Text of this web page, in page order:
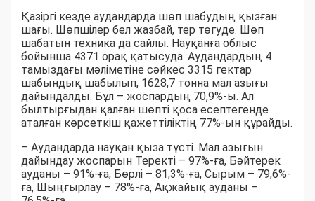
Қазіргі кезде аудандарда шөп шабудың қызған
шағы. Шөпшілер бел жазбай, тер төгуде. Шөп
шабатын техника да сайлы. Науқанға облыс
бойынша 4371 орақ қатысуда. Аудандардың 4
тамыздағы мәліметіне сәйкес 3315 гектар
шабындық шабылып, 1628,7 тонна мал азығы
дайындалды. Бұл – жоспардың 70,9%-ы. Ал
былтырғыдан қалған шөпті қоса есептегенде
аталған көрсеткіш қажеттіліктің 77%-ын құрайды.
– Аудандарда науқан қыза түсті. Мал азығын
дайындау жоспарын Теректі – 97%-ға, Бәйтерек
ауданы – 91%-ға, Бөрлі – 81,3%-ға, Сырым – 79,6%-
ға, Шыңғырлау – 78%-ға, Ақжайық ауданы –